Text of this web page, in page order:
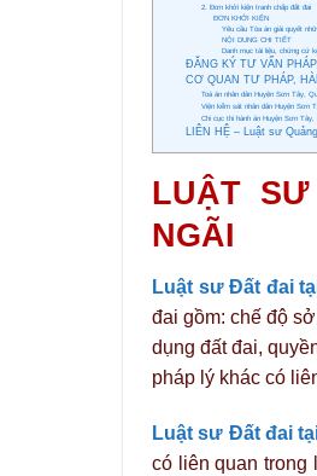
2. Đơn khởi kiện tranh chấp đất đai
ĐƠN KHỞI KIỆN
Yêu cầu Tòa án giải quyết
NỘI DUNG CHI TIẾT
Danh mục tài liệu, chứng cứ
ĐĂNG KÝ TƯ VẤN PHÁP
CƠ QUAN TƯ PHÁP,
Toà án nhân dân Huyện Sơn Tây,
Viện kểm sát nhân dân Huyện Sơn
Chi cục thi hành án Huyện Sơn Tây,
LIÊN HỆ – Luật sư
LUẬT
NGÃI
Luật sư Đất đai
đai gồm: chế độ
dụng đất đai,
pháp lý khác có
Luật sư Đất đai
có liên quan